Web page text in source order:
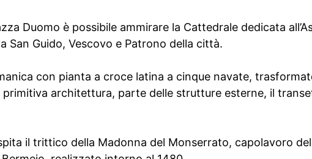
Duomo è possibile ammirare la Cattedrale dedicata
San Guido, Vescovo e Patrono della città.
con pianta a croce latina a cinque navate,
primitiva architettura, parte delle strutture esterne, il
il trittico della Madonna del Monserrato, capolavoro